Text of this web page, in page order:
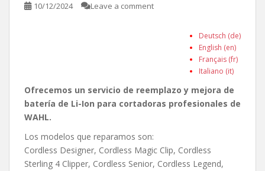
10/12/2024 Leave a comment
Deutsch (de)
English (en)
Français (fr)
Italiano (it)
Ofrecemos un servicio de reemplazo y mejora de
batería de Li-Ion para cortadoras profesionales de
WAHL.
Los modelos que reparamos son:
Cordless Designer, Cordless Magic Clip, Cordless
Sterling 4 Clipper, Cordless Senior, Cordless Legend,